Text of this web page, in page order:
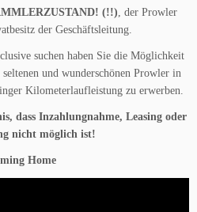
(!!), der Prowler
der Geschäftsleitung.
suchen haben Sie die Möglichkeit
und wunderschönen Prowler in
Kilometerlaufleistung zu erwerben.
dass Inzahlungnahme, Leasing oder
nicht möglich ist!
Home